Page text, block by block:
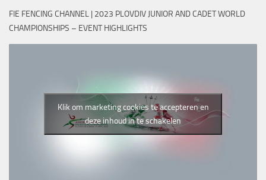
FIE FENCING CHANNEL | 2023 PLOVDIV JUNIOR AND CADET WORLD
CHAMPIONSHIPS – EVENT HIGHLIGHTS
Klik om marketing cookies te accepteren en
deze inhoud in te schakelen